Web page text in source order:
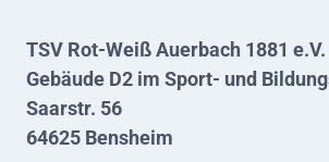
TSV Rot-Weiß Auerbach 1881 e.V.
Gebäude D2 im Sport- und
Saarstr. 56
64625 Bensheim